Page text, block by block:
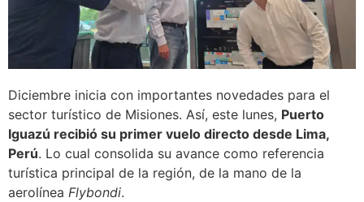
Diciembre inicia con importantes novedades para el
sector turístico de Misiones. Así, este lunes, Puerto
Iguazú recibió su primer vuelo directo desde Lima,
Perú. Lo cual consolida su avance como referencia
turística principal de la región, de la mano de la
aerolínea Flybondi.